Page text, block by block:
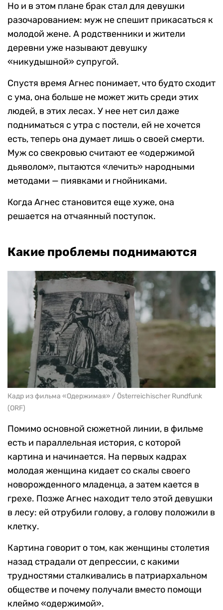
Но и в этом плане брак стал для девушки
разочарованием: муж не спешит прикасаться к
молодой жене. А родственники и жители
деревни уже называют девушку
«никудышной» супругой.
Спустя время Агнес понимает, что будто сходит
с ума, она больше не может жить среди этих
людей, в этих лесах. У нее нет сил даже
подниматься с утра с постели, ей не хочется
есть, теперь она думает лишь о своей смерти.
Муж со свекровью считают ее «одержимой
дьяволом», пытаются «лечить» народными
методами — пиявками и гнойниками.
Когда Агнес становится еще хуже, она
решается на отчаянный поступок.
Какие проблемы поднимаются
Кадр из фильма «Одержимая» / Österreichischer Rundfunk
(ORF)
Помимо основной сюжетной линии, в фильме
есть и параллельная история, с которой
картина и начинается. На первых кадрах
молодая женщина кидает со скалы своего
новорожденного младенца, а затем кается в
грехе. Позже Агнес находит тело этой девушки
в лесу: ей отрубили голову, а голову положили в
клетку.
Картина говорит о том, как женщины столетия
назад страдали от депрессии, с какими
трудностями сталкивались в патриархальном
обществе и почему получали вместо помощи
клеймо «одержимой».